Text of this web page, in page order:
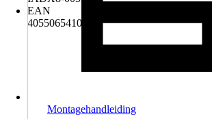
EAN
4055065410055
Montagehandleiding